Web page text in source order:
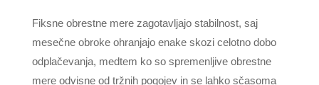
Fiksne obrestne mere zagotavljajo stabilnost, saj
mesečne obroke ohranjajo enake skozi celotno dobo
odplačevanja, medtem ko so spremenljive obrestne
mere odvisne od tržnih pogojev in se lahko sčasoma